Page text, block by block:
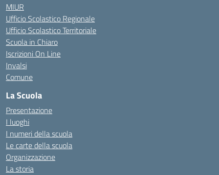
MIUR
Ufficio Scolastico Regionale
Ufficio Scolastico Territoriale
Scuola in Chiaro
Iscrizioni On Line
Invalsi
Comune
La Scuola
Presentazione
I luoghi
I numeri della scuola
Le carte della scuola
Organizzazione
La storia